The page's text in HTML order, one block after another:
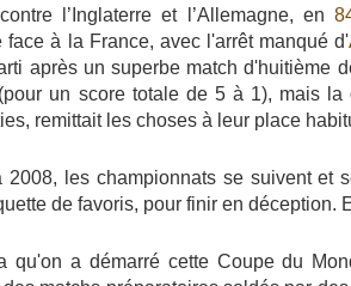
l’Inglaterre et l’Allemagne, en
face à la France, avec l'arrêt manqué d'
après un superbe match d'huitième
un score totale de 5 à 1), mais
remittait les choses à leur place
2008, les championnats se suivent et
de favoris, pour finir en déception.
qu'on a démarré cette Coupe du